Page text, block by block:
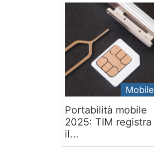
Mobile
Portabilità mobile
2025: TIM registra
il...